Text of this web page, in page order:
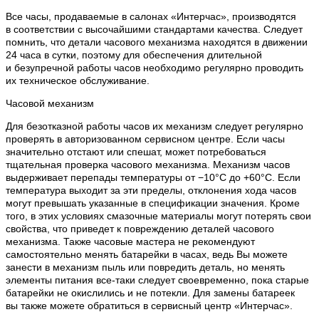
Все часы, продаваемые в салонах «Интерчас», производятся
в соответствии с высочайшими стандартами качества. Следует
помнить, что детали часового механизма находятся в движении
24 часа в сутки, поэтому для обеспечения длительной
и безупречной работы часов необходимо регулярно проводить
их техническое обслуживание.
Часовой механизм
Для безотказной работы часов их механизм следует регулярно
проверять в авторизованном сервисном центре. Если часы
значительно отстают или спешат, может потребоваться
тщательная проверка часового механизма. Механизм часов
выдерживает перепады температуры от −10°C до +60°C. Если
температура выходит за эти пределы, отклонения хода часов
могут превышать указанные в спецификации значения. Кроме
того, в этих условиях смазочные материалы могут потерять свои
свойства, что приведет к повреждению деталей часового
механизма. Также часовые мастера не рекомендуют
самостоятельно менять батарейки в часах, ведь Вы можете
занести в механизм пыль или повредить деталь, но менять
элементы питания все-таки следует своевременно, пока старые
батарейки не окислились и не потекли. Для замены батареек
вы также можете обратиться в сервисный центр «Интерчас».